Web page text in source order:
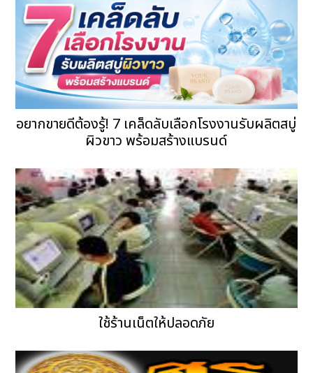
อยากขายดีต้องรู้! 7 เคล็ดลับเลือกโรงงานรับผลิตสบู่
ผิวขาว พร้อมสร้างแบรนด์
ใช้ร้านเน็ตให้ปลอดภัย